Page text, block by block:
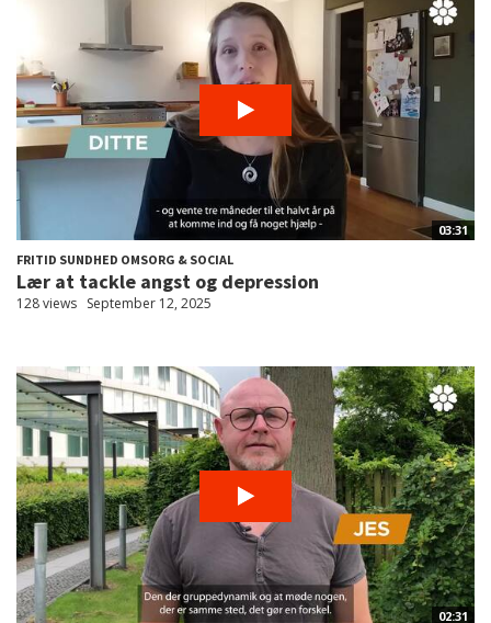
03:31
FRITID SUNDHED OMSORG & SOCIAL
Lær at tackle angst og depression
128 views September 12, 2025
02:31